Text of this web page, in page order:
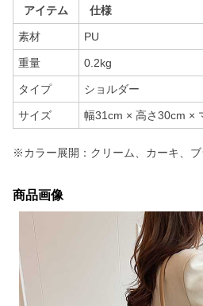
アイテム 仕様
素材 PU
重量 0.2kg
タイプ ショルダー
サイズ 幅31cm × 高さ30cm ×
※カラー展開：クリーム、カーキ、
商品画像